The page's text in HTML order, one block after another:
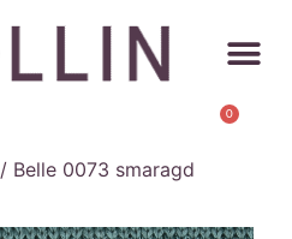
0
/ Belle 0073 smaragd